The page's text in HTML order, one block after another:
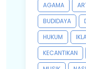
AGAMA
BUDIDAYA
HUKUM
KECANTIKAN